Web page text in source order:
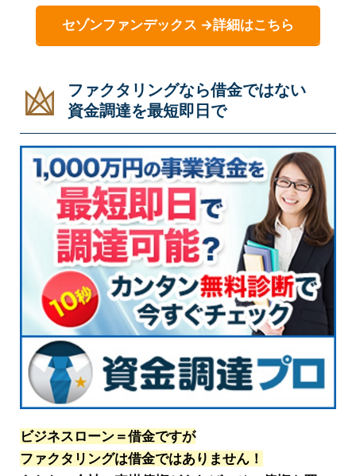
セゾンファンデックス →詳細はこちら
ファクタリングなら借金ではない
資金調達を最短即日で
ビジネスローン＝借金ですが
ファクタリングは借金ではありません！